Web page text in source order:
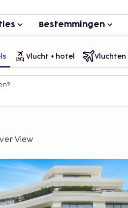
Bestemmingen
Vlucht + hotel Vluchten
View